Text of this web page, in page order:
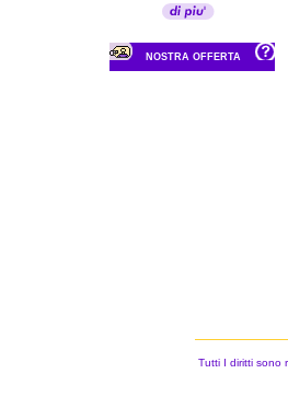
NOSTRA OFFERTA
Tutti I diritti sono